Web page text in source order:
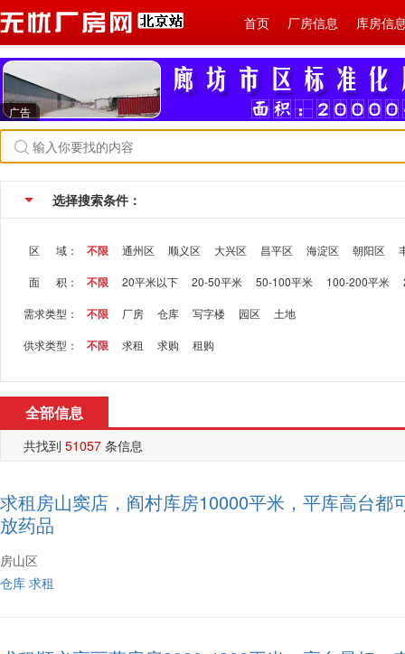
首页 厂房信息 库房信
广告
选择搜索条件：
区 域： 不限 通州区 顺义区 大兴区 昌平区 海淀区 朝阳区
面 积： 不限 20平米以下 20-50平米 50-100平米 100-200平米
需求类型： 不限 厂房 仓库 写字楼 园区 土地
供求类型： 不限 求租 求购 租购
全部信息
共找到 51057 条信息
求租房山窦店，阎村库房10000平米，平库高台都
放药品
房山区
仓库 求租